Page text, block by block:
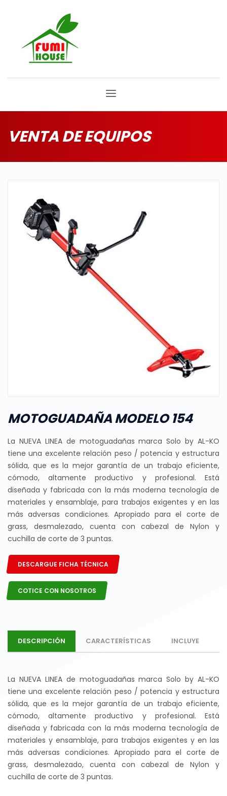
VENTA DE EQUIPOS
MOTOGUADAÑA MODELO 154
La NUEVA LINEA de motoguadañas marca Solo by AL-KO
tiene una excelente relación peso / potencia y estructura
sólida, que es la mejor garantía de un trabajo eficiente,
cómodo, altamente productivo y profesional. Está
diseñada y fabricada con la más moderna tecnología de
materiales y ensamblaje, para trabajos exigentes y en las
más adversas condiciones. Apropiado para el corte de
grass, desmalezado, cuenta con cabezal de Nylon y
cuchilla de corte de 3 puntas.
DESCARGUE FICHA TÉCNICA
COTICE CON NOSOTROS
DESCRIPCIÓN CARACTERÍSTICAS INCLUYE
La NUEVA LINEA de motoguadañas marca Solo by AL-KO
tiene una excelente relación peso / potencia y estructura
sólida, que es la mejor garantía de un trabajo eficiente,
cómodo, altamente productivo y profesional. Está
diseñada y fabricada con la más moderna tecnología de
materiales y ensamblaje, para trabajos exigentes y en las
más adversas condiciones. Apropiado para el corte de
grass, desmalezado, cuenta con cabezal de Nylon y
cuchilla de corte de 3 puntas.